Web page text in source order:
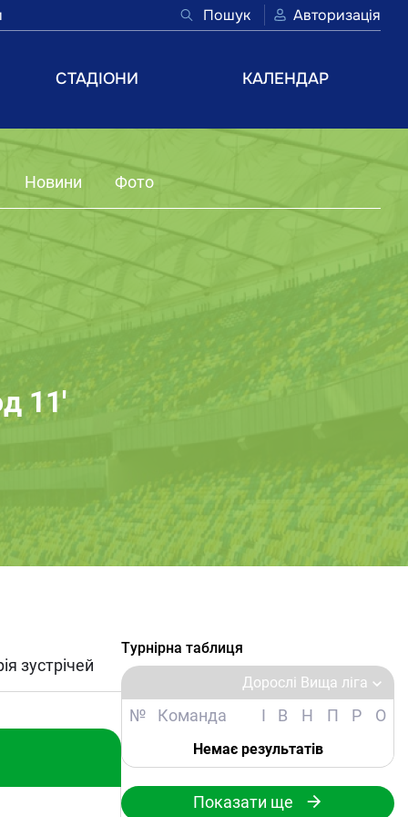
Пошук Авторизація
СТАДІОНИ КАЛЕНДАР
Новини Фото
11'
зустрічей
Турнірна таблиця
Дорослі Вища ліга
№ Команда І В Н П Р О
Немає результатів
Показати ще